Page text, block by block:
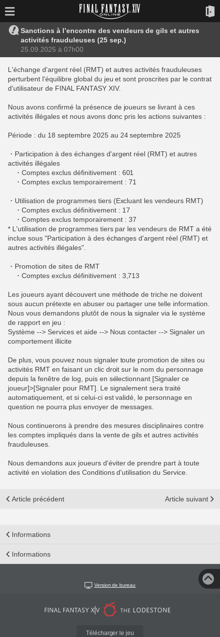
Sanctions à l’encontre des vendeurs de gils et autres
activités frauduleuses (25 sep.)
25.09.2025 à 07h00
L'échange d'argent réel (RMT) et autres activités frauduleuses
perturbent l'équilibre global du jeu et sont proscrites par le contrat
d'utilisateur de FINAL FANTASY XIV.
Nous avons confirmé la présence de joueurs se livrant à ces
activités illégales et nous avons donc pris les actions suivantes :
Période : du 18 septembre 2025 au 24 septembre 2025
・Participation à des échanges d'argent réel (RMT) et autres
activités illégales
・Comptes exclus définitivement : 601
・Comptes exclus temporairement : 71
・Utilisation de programmes tiers (Excluant les vendeurs RMT)
・Comptes exclus définitivement : 17
・Comptes exclus temporairement : 37
* L'utilisation de programmes tiers par les vendeurs de RMT a été
inclue sous "Participation à des échanges d'argent réel (RMT) et
autres activités illégales".
・Promotion de sites de RMT
・Comptes exclus définitivement : 3,713
Les joueurs ayant découvert une méthode de triche ne doivent
sous aucun prétexte en abuser ou partager une telle information.
Nous vous demandons plutôt de nous la signaler via le système
de rapport en jeu :
Système --> Services et aide --> Nous contacter --> Signaler un
comportement illicite
De plus, vous pouvez nous signaler toute promotion de sites ou
activités RMT en faisant un clic droit sur le nom du personnage
depuis la fenêtre de log, puis en sélectionnant [Signaler ce
joueur]>[Signaler pour RMT]. Le signalement sera traité
automatiquement, et si celui-ci est validé, le personnage en
question ne pourra plus envoyer de messages.
Nous continuerons à prendre des mesures disciplinaires contre
les comptes impliqués dans la vente de gils et autres activités
frauduleuses.
Nous demandons aux joueurs d'éviter de prendre part à toute
activité en violation des Conditions d'utilisation du Service.
Article précédent Article suivant
Informations
Informations
Version de bureau
Télécharger le jeu